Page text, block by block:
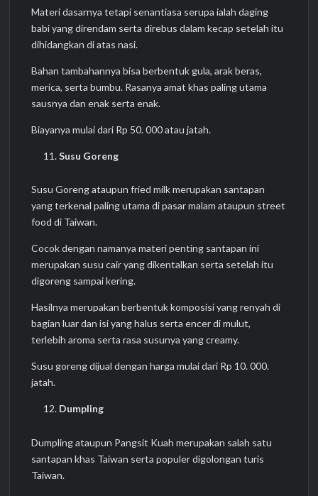
Materi dasarnya tetapi senantiasa serupa ialah daging
babi yang direndam serta direbus dalam kecap setelah itu
dihidangkan di atas nasi.
Bahan tambahannya bisa berbentuk gula, arak beras,
merica, serta bumbu. Rasanya amat khas paling utama
sausnya dan enak serta enak.
Biayanya mulai dari Rp 50. 000 atau jatah.
Susu Goreng
Susu Goreng ataupun fried milk merupakan santapan
yang terkenal paling utama di pasar malam ataupun street
food di Taiwan.
Cocok dengan namanya materi penting santapan ini
merupakan susu cair yang dikentalkan serta setelah itu
digoreng sampai kering.
Hasilnya merupakan berbentuk komposisi yang renyah di
bagian luar dan isi yang halus serta encer di mulut,
terlebih aroma serta rasa susunya yang creamy.
Susu goreng dijual dengan harga mulai dari Rp 10. 000.
jatah.
Dumpling
Dumpling ataupun Pangsit Kuah merupakan salah satu
santapan khas Taiwan serta populer digolongan turis
Taiwan.